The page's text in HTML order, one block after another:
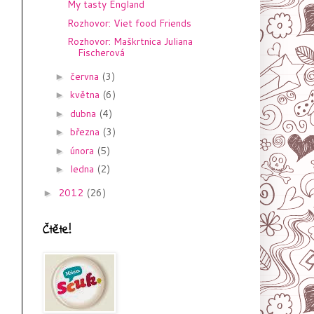
My tasty England
Rozhovor: Viet food Friends
Rozhovor: Maškrtnica Juliana
Fischerová
► června (3)
► května (6)
► dubna (4)
► března (3)
► února (5)
► ledna (2)
► 2012 (26)
Čtěte!